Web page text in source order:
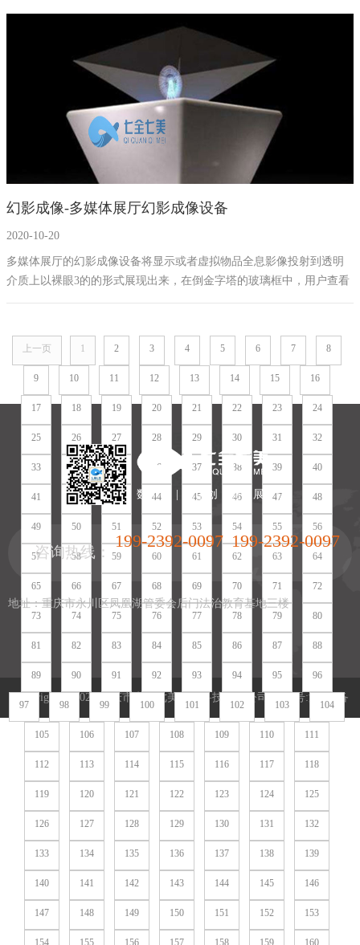
询问问题进行详细的解答。这套多媒体互动设备可以有效的缓解当参
观禁毒教育基地人员过多或者讲解员过少导致体验不佳的问题。
幻影成像-多媒体展厅幻影成像设备
2020-10-20
多媒体展厅的幻影成像设备将显示或者虚拟物品全息影像投射到透明
介质上以裸眼3的的形式展现出来，在倒金字塔的玻璃框中，用户查看
物品就和看真实物品没有太大区别，并且围绕幻影成像柜的时候还可
小、和设计规划要求的大小进行定制，只要预算和场地允许，这个场
分禁毒教育基地里面设置的毒品认知里面的幻影成像就比较小。
上一页 1 2 3 4 5 6 7 8
9 10 11 12 13 14 15 16
17 18 19 20 21 22 23 24
25 26 27 28 29 30 31 32
33 34 35 36 37 38 39 40
41 42 43 44 45 46 47 48
49 50 51 52 53 54 55 56
57 58 59 60 61 62 63 64
65 66 67 68 69 70 71 72
73 74 75 76 77 78 79 80
81 82 83 84 85 86 87 88
89 90 91 92 93 94 95 96
97 98 99 100 101 102 103 104
105 106 107 108 109 110 111
112 113 114 115 116 117 118
119 120 121 122 123 124 125
126 127 128 129 130 131 132
133 134 135 136 137 138 139
140 141 142 143 144 145 146
147 148 149 150 151 152 153
154 155 156 157 158 159 160
数 | 字 | 化 | 创 | 意 | 展 | 厅
咨询热线：
199-2392-0097 199-2392-0097
地址：重庆市永川区凤凰湖管委会后门法治教育基地三楼
Copyright (c)2020 重庆市七全七美智能科技有限公司 备案号:渝ICP备
2020011851号 七全七美版权所有 网站地图 网站地图